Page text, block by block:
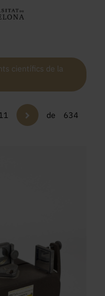
científics de la
de 634